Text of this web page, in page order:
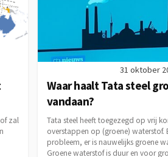
zal
31 oktober
Waar haalt Tata steel
vandaan?
Tata steel heeft toegezegd op vrij
overstappen op (groene) waterstof.
probleem, er is nauwelijks groene
Groene waterstof is duur en voor